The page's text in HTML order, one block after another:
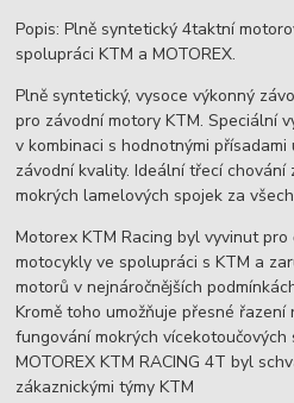
Popis: Plně syntetický 4taktní
spolupráci KTM a MOTOREX.
Plně syntetický, vysoce výkonný
pro závodní motory KTM. Speciální
v kombinaci s hodnotnými
závodní kvality. Ideální třecí
mokrých lamelových spojek za
Motorex KTM Racing byl vyvinut
motocykly ve spolupráci s KTM a
motorů v nejnáročnějších
Kromě toho umožňuje přesné
fungování mokrých vícekotoučových
MOTOREX KTM RACING 4T byl
zákaznickými týmy KTM